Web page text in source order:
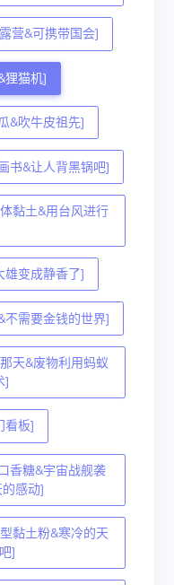
营&可携带国会]
狸猫机]
&吹牛皮祖先]
书&让人背黑锅吧]
黏土&用台风进行
雄变成静香了]
需要金钱的世界]
天&废物利用蚂蚁
]
看板]
香糖&宇宙战舰袭
感动]
黏土粉&寒冷的天
]